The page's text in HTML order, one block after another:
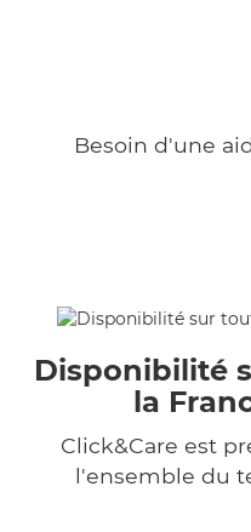
Besoin d'une
Disponibilité
la
Click&Care est
l'ensemble du